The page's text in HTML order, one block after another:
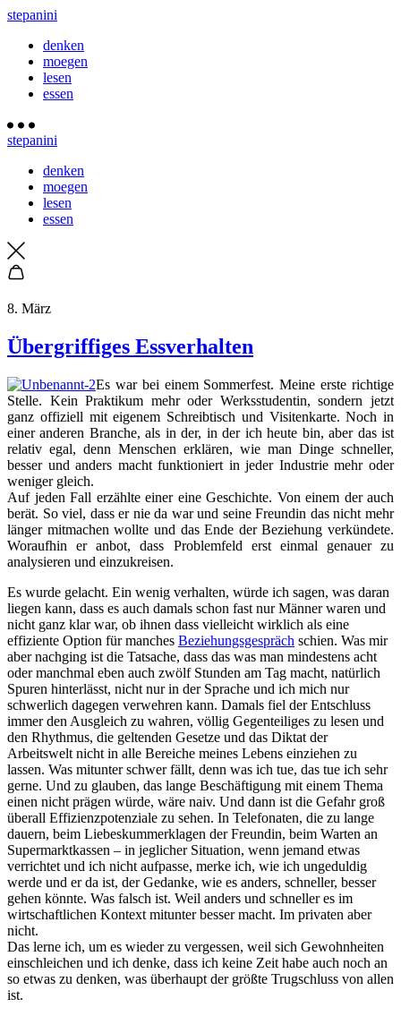
stepanini
denken
moegen
lesen
essen
stepanini
denken
moegen
lesen
essen
8. März
Übergriffiges Essverhalten
Es war bei einem Sommerfest. Meine erste richtige
Stelle. Kein Praktikum mehr oder Werksstudentin, sondern jetzt
ganz offiziell mit eigenem Schreibtisch und Visitenkarte. Noch in
einer anderen Branche, als in der, in der ich heute bin, aber das ist
relativ egal, denn Menschen erklären, wie man Dinge schneller,
besser und anders macht funktioniert in jeder Industrie mehr oder
weniger gleich.
Auf jeden Fall erzählte einer eine Geschichte. Von einem der auch
berät. So viel, dass er nie da war und seine Freundin das nicht mehr
länger mitmachen wollte und das Ende der Beziehung verkündete.
Woraufhin er anbot, dass Problemfeld erst einmal genauer zu
analysieren und einzukreisen.
Es wurde gelacht. Ein wenig verhalten, würde ich sagen, was daran
liegen kann, dass es auch damals schon fast nur Männer waren und
nicht ganz klar war, ob ihnen dass vielleicht wirklich als eine
effiziente Option für manches Beziehungsgespräch schien. Was mir
aber nachging ist die Tatsache, dass das was man mindestens acht
oder manchmal eben auch zwölf Stunden am Tag macht, natürlich
Spuren hinterlässt, nicht nur in der Sprache und ich mich nur
schwerlich dagegen verwehren kann. Damals fiel der Entschluss
immer den Ausgleich zu wahren, völlig Gegenteiliges zu lesen und
den Rhythmus, die geltenden Gesetze und das Diktat der
Arbeitswelt nicht in alle Bereiche meines Lebens einziehen zu
lassen. Was mitunter schwer fällt, denn was ich tue, das tue ich sehr
gerne. Und zu glauben, das lange Beschäftigung mit einem Thema
einen nicht prägen würde, wäre naiv. Und dann ist die Gefahr groß
überall Effizienzpotenziale zu sehen. In Telefonaten, die zu lange
dauern, beim Liebeskummerklagen der Freundin, beim Warten an
Supermarktkassen – in jeglicher Situation, wenn jemand etwas
verrichtet und ich nicht aufpasse, merke ich, wie ich ungeduldig
werde und er da ist, der Gedanke, wie es anders, schneller, besser
gehen könnte. Was falsch ist. Weil anders und schneller es im
wirtschaftlichen Kontext mitunter besser macht. Im privaten aber
nicht.
Das lerne ich, um es wieder zu vergessen, weil sich Gewohnheiten
einschleichen und ich denke, dass ich keine Zeit habe auch noch an
so etwas zu denken, was überhaupt der größte Trugschluss von allen
ist.